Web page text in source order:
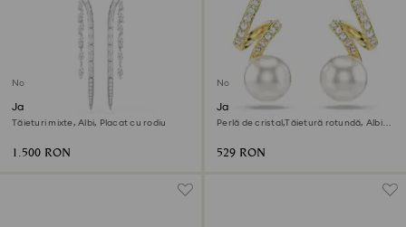
Nou
Jachete cercei Mesmera
Tăieturi mixte, Albi, Placat cu rodiu
1.500 RON
Nou
Jachete cercei Gabriella
Perlă de cristal,Tăietură rotundă, Albi,
529 RON